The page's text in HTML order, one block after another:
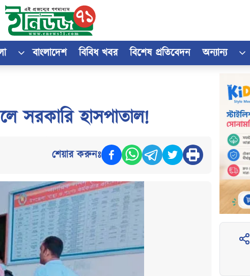
বাংলাদেশ বিবিধ খবর বিশেষ প্রতিবেদন অন্যান্য
সরকারি হাসপাতাল!
শেয়ার করুনঃ